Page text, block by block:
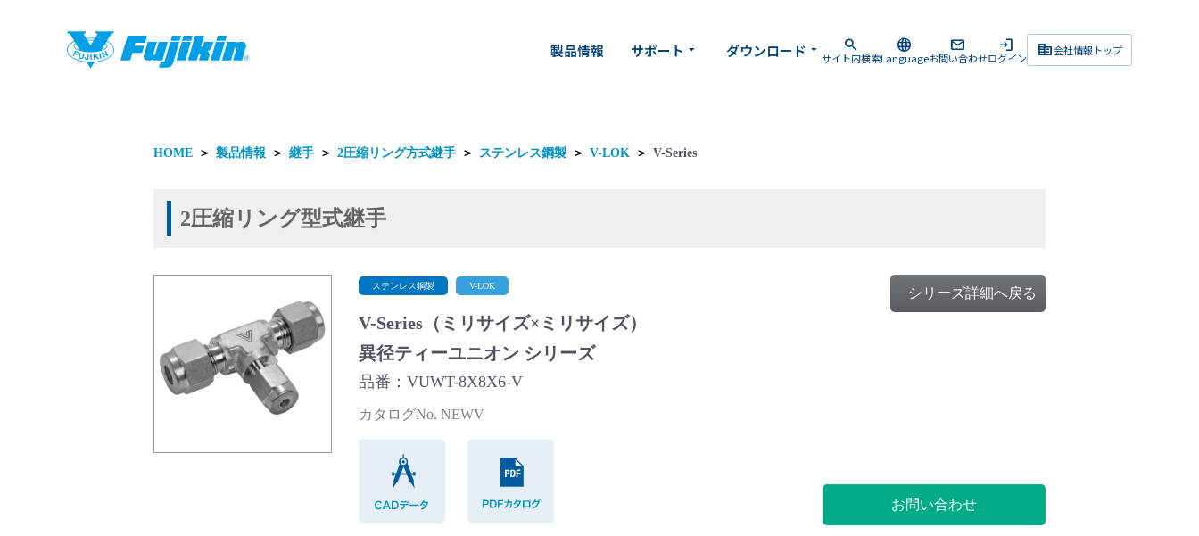
corporate_fare会社情報トップ
search
サイト内検索
language
Language
mail
お問い合わせ
login
ログイン
製品情報 サポート arrow_drop_down ダウンロード arrow_drop_down
製品情報
バルブ・継手・システムを探す
製品情報
HOME ＞ 製品情報 ＞ 継手 ＞ 2圧縮リング方式継手 ＞ ステンレス鋼製 ＞ V-LOK ＞ V-Series
2圧縮リング型式継手
シリーズ詳細へ戻る
ステンレス鋼製 V-LOK
V-Series（ミリサイズ×ミリサイズ）
異径ティーユニオン シリーズ
品番：VUWT-8X8X6-V
カタログNo. NEWV
お問い合わせ